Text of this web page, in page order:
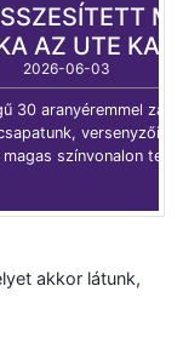
a Magyar-
minden
akkor látunk,